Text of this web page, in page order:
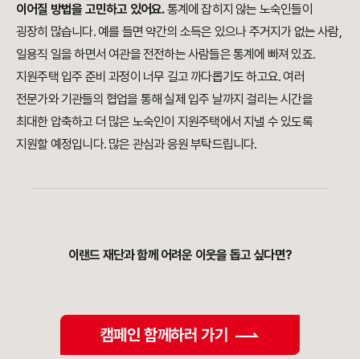
이어질 방법을 고민하고 있어요.통계에 잡히지 않는 노숙인들이
굉장히 많습니다. 예를 들면 약간의 소득은 있으나 주거지가 없는 사람,
일용직 일을 하면서 여관을 전전하는 사람들은 통계에 빠져 있죠.
지원주택 입주 준비 과정이 너무 길고 까다롭기도 하고요. 여러
전문가와 기관들의 협업을 통해 실제 입주 날까지 걸리는 시간을
최대한 압축하고 더 많은 노숙인이 지원주택에서 지낼 수 있도록
지원할 예정입니다. 많은 관심과 응원 부탁드립니다.
이랜드 재단과 함께 어려운 이웃을 돕고 싶다면?
캠페인 함께하러 가기